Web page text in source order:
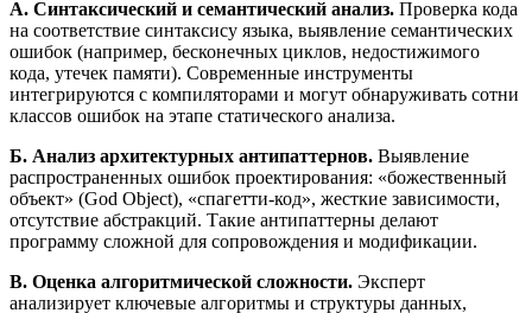
А. Синтаксический и семантический анализ. Проверка кода
на соответствие синтаксису языка, выявление семантических
ошибок (например, бесконечных циклов, недостижимого
кода, утечек памяти). Современные инструменты
интегрируются с компиляторами и могут обнаруживать сотни
классов ошибок на этапе статического анализа.
Б. Анализ архитектурных антипаттернов. Выявление
распространенных ошибок проектирования: «божественный
объект» (God Object), «спагетти-код», жесткие зависимости,
отсутствие абстракций. Такие антипаттерны делают
программу сложной для сопровождения и модификации.
В. Оценка алгоритмической сложности. Эксперт
анализирует ключевые алгоритмы и структуры данных,